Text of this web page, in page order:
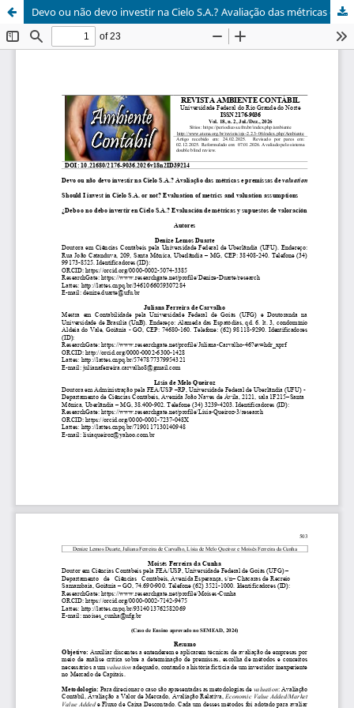
Devo ou não devo investir na Cielo S.A.? Avaliação das métricas e premissas de valuation